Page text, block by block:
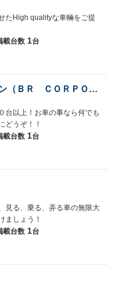
たHigh qualityな車輛をご提
載台数 1台
株式会社ビーアールコーポレーション（ＢＲ ＣＯＲＰＯＲＡＴＩＯＮ）
台以上！お車の事なら何でも
どうぞ！！
載台数 1台
見る、乗る、弄る車の無限大
ましょう！
載台数 1台